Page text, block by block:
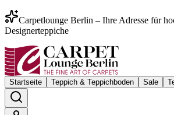
Carpetlounge Berlin – Ihre Adresse für
Designerteppiche
Startseite Teppich & Teppichboden Sale